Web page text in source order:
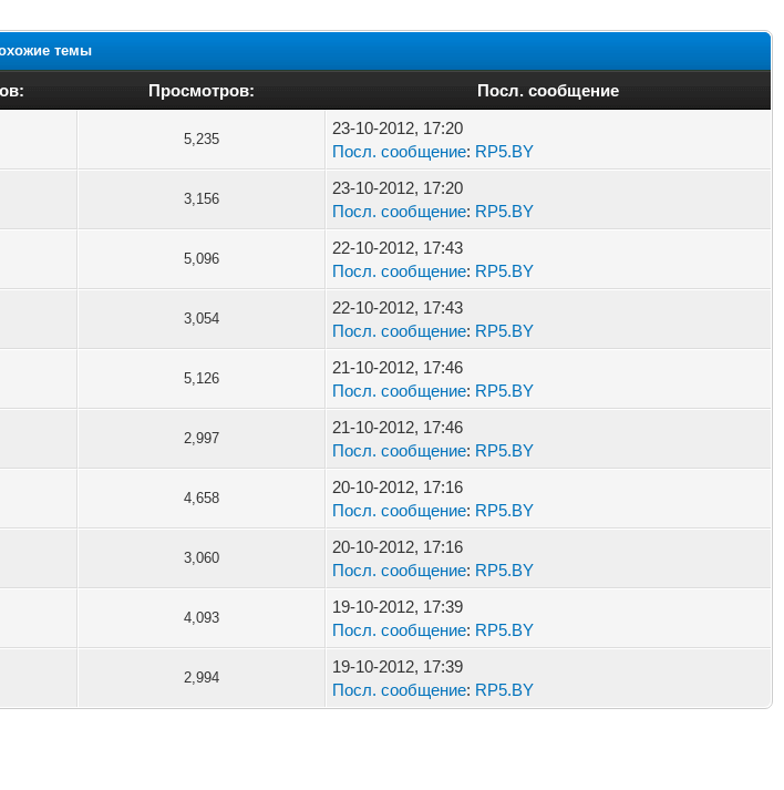
темы
Просмотров: Посл. сообщение
5,235
23-10-2012, 17:20
Посл. сообщение: RP5.BY
3,156
23-10-2012, 17:20
Посл. сообщение: RP5.BY
5,096
22-10-2012, 17:43
Посл. сообщение: RP5.BY
3,054
22-10-2012, 17:43
Посл. сообщение: RP5.BY
5,126
21-10-2012, 17:46
Посл. сообщение: RP5.BY
2,997
21-10-2012, 17:46
Посл. сообщение: RP5.BY
4,658
20-10-2012, 17:16
Посл. сообщение: RP5.BY
3,060
20-10-2012, 17:16
Посл. сообщение: RP5.BY
4,093
19-10-2012, 17:39
Посл. сообщение: RP5.BY
2,994
19-10-2012, 17:39
Посл. сообщение: RP5.BY